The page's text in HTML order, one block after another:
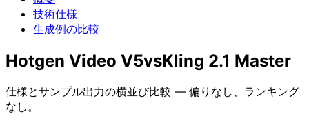
技術仕様
生成例の比較
Hotgen Video V5vsKling 2.1 Master
仕様とサンプル出力の横並び比較 — 偏りなし、ランキング
なし。